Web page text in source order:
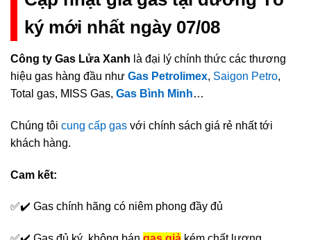
ký mới nhất ngày 07/08
Công ty Gas Lửa Xanh là đại lý chính thức các thương
hiệu gas hàng đầu như Gas Petrolimex, Saigon Petro,
Total gas, MISS Gas, Gas Bình Minh…
Chúng tôi cung cấp gas với chính sách giá rẻ nhất tới
khách hàng.
Cam kết:
✅✔️ Gas chính hãng có niêm phong đầy đủ